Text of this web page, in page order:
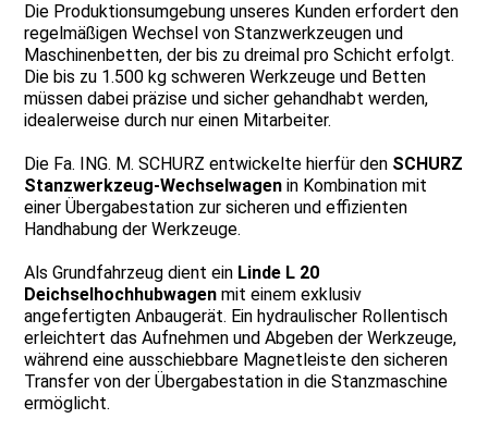
Die Produktionsumgebung unseres Kunden erfordert den
regelmäßigen Wechsel von Stanzwerkzeugen und
Maschinenbetten, der bis zu dreimal pro Schicht erfolgt.
Die bis zu 1.500 kg schweren Werkzeuge und Betten
müssen dabei präzise und sicher gehandhabt werden,
idealerweise durch nur einen Mitarbeiter.
Die Fa. ING. M. SCHURZ entwickelte hierfür den SCHURZ
Stanzwerkzeug-Wechselwagen in Kombination mit
einer Übergabestation zur sicheren und effizienten
Handhabung der Werkzeuge.
Als Grundfahrzeug dient ein Linde L 20
Deichselhochhubwagen mit einem exklusiv
angefertigten Anbaugerät. Ein hydraulischer Rollentisch
erleichtert das Aufnehmen und Abgeben der Werkzeuge,
während eine ausschiebbare Magnetleiste den sicheren
Transfer von der Übergabestation in die Stanzmaschine
ermöglicht.